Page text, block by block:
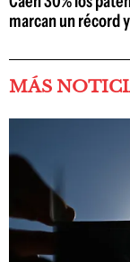
marcan un récord
MÁS